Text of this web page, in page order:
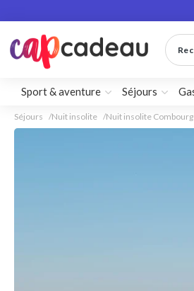
Sport & aventure Séjours
Séjours Nuit insolite Nuit insolite Combourg